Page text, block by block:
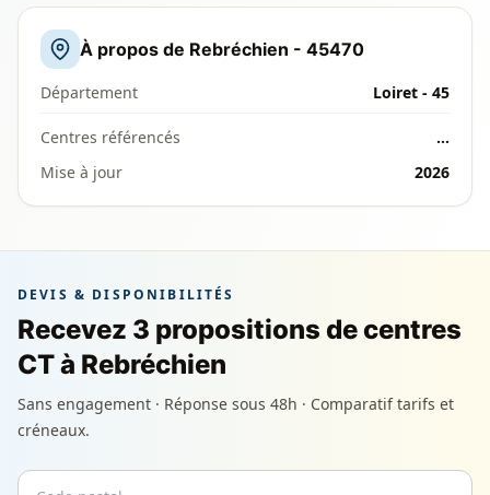
À propos de Rebréchien - 45470
Département Loiret - 45
Centres référencés
…
Mise à jour
2026
DEVIS & DISPONIBILITÉS
Recevez 3 propositions de centres
CT à Rebréchien
Sans engagement · Réponse sous 48h · Comparatif tarifs et
créneaux.
Code postal
Email